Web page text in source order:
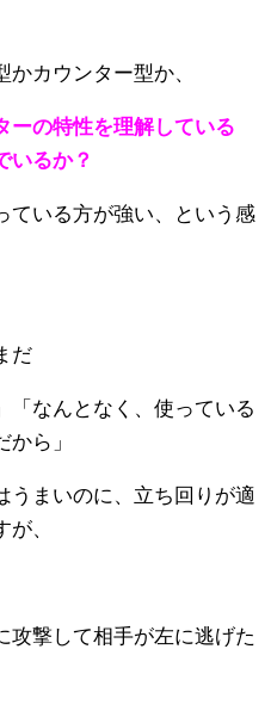
カウンター型か、
ーの特性を理解している
いるか？
ている方が強い、という感
だ
「なんとなく、使っている
から」
うまいのに、立ち回りが適
、
攻撃して相手が左に逃げた